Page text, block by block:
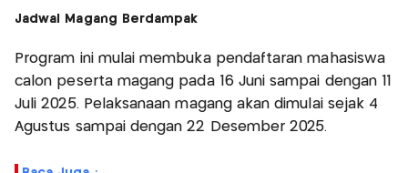
Jadwal Magang Berdampak
Program ini mulai membuka pendaftaran mahasiswa
calon peserta magang pada 16 Juni sampai dengan 11
Juli 2025. Pelaksanaan magang akan dimulai sejak 4
Agustus sampai dengan 22 Desember 2025.